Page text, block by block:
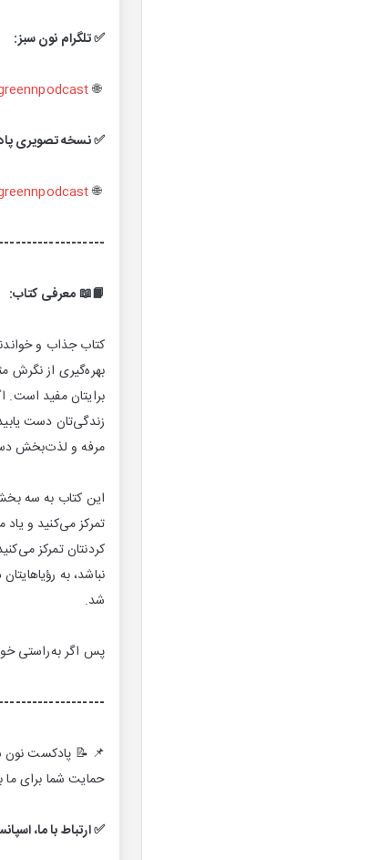
✅ تلگرام نون سبز:
🌐
✅ نسخه تصویری
🌐
📙📖 معرفی کتاب:
کتاب جذاب و
بهره‌گیری از نگرش
برایتان مفید است.
زندگی‌تان دست
مرفه و لذت‌بخش
این کتاب به سه
تمرکز می‌کنید و
کردنتان تمرکز
نباشد، به
شد.
پس اگر به‌راستی
📌 📝 پادکست نون
حمایت شما برای ما
✅ ارتباط با ما،